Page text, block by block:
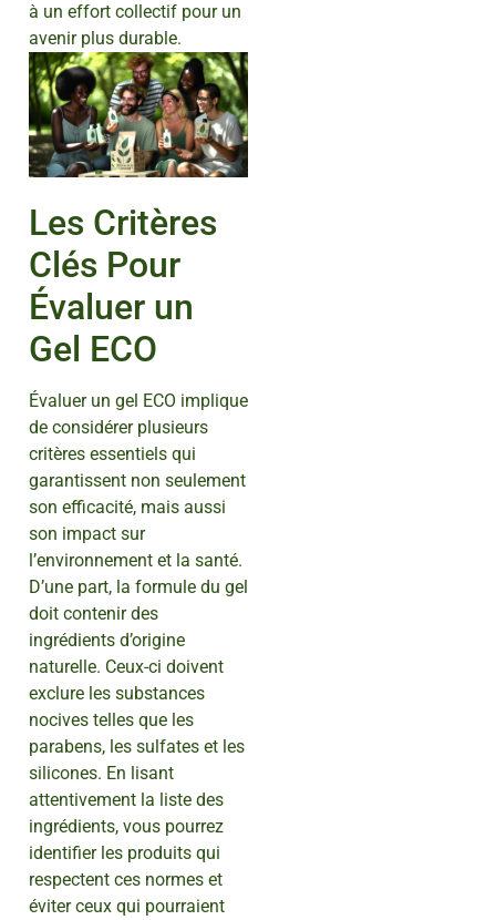
à un effort collectif pour un
avenir plus durable.
Les Critères
Clés Pour
Évaluer un
Gel ECO
Évaluer un gel ECO implique
de considérer plusieurs
critères essentiels qui
garantissent non seulement
son efficacité, mais aussi
son impact sur
l’environnement et la santé.
D’une part, la formule du gel
doit contenir des
ingrédients d’origine
naturelle. Ceux-ci doivent
exclure les substances
nocives telles que les
parabens, les sulfates et les
silicones. En lisant
attentivement la liste des
ingrédients, vous pourrez
identifier les produits qui
respectent ces normes et
éviter ceux qui pourraient